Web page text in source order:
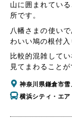
山に囲まれてい
所です。
八幡さまの使い
わいい鳩の根付
比較的混雑して
見てまわることが
神奈川県鎌倉市
横浜シティ・エ